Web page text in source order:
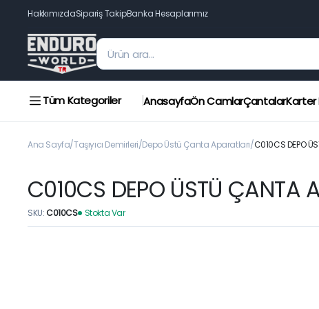
HakkımızdaSipariş TakipBanka Hesaplarımız
Tüm Kategoriler AnasayfaÖn CamlarÇantalarKarter
Ana Sayfa Taşıyıcı Demirleri Depo Üstü Çanta Aparatları C010CS DEPO
C010CS DEPO ÜSTÜ ÇANTA
SKU:C010CS Stokta Var